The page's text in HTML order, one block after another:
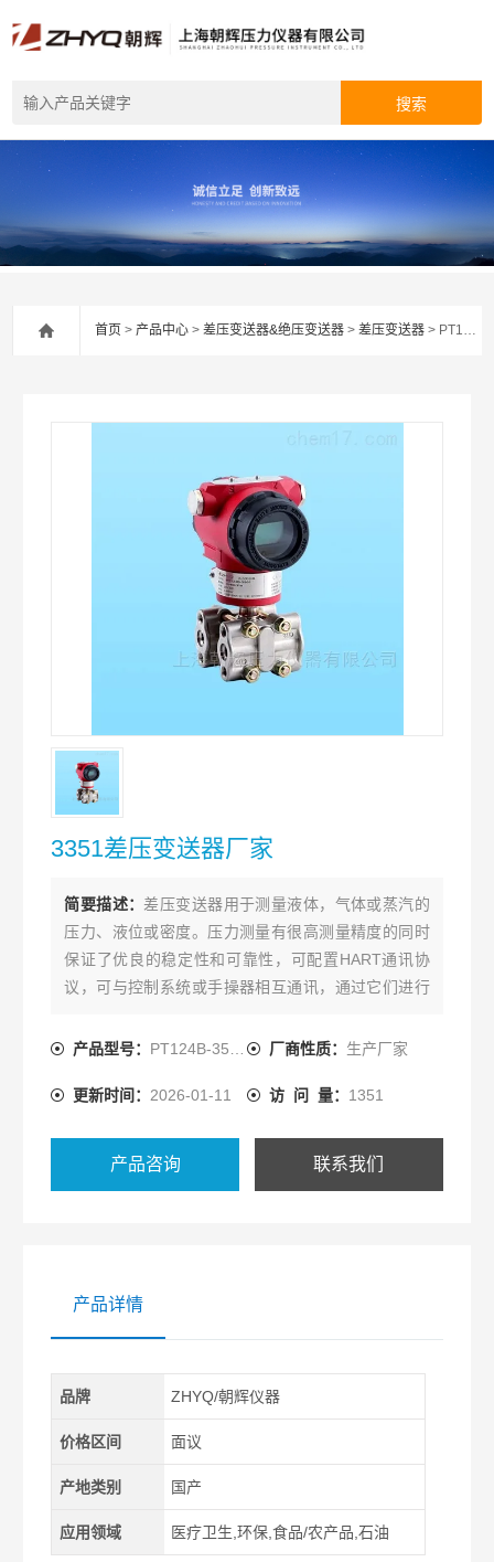
首页 >产品中心 >差压变送器&绝压变送器 >差压变送器 > PT124B-35013351差压变送器厂家
3351差压变送器厂家
简要描述： 差压变送器用于测量液体，气体或蒸汽的
压力、液位或密度。压力测量有很高测量精度的同时
保证了优良的稳定性和可靠性，可配置HART通讯协
议，可与控制系统或手操器相互通讯，通过它们进行
产品型号： PT124B-3501 厂商性质： 生产厂家
更新时间： 2026-01-11 访 问 量： 1351
产品咨询 联系我们
产品详情
品牌 ZHYQ/朝辉仪器
价格区间 面议
产地类别 国产
应用领域 医疗卫生,环保,食品/农产品,石油